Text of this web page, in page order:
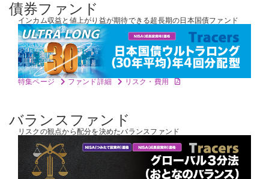
債券ファンド
インカム収益と値上がり益が期待できる超長期の日本国債ファンド
特集ページ ファンド詳細 リスク・費用
バランスファンド
リスクの観点から配分を決めたバランスファンド